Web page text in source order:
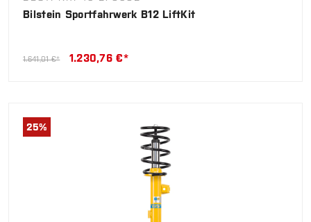
Bilstein Sportfahrwerk B12 LiftKit
1.641,01 €* 1.230,76 €*
25%